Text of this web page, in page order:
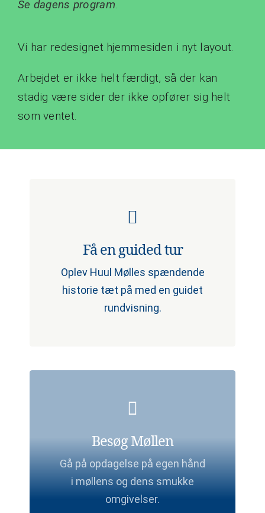
Se dagens program.
Vi har redesignet hjemmesiden i nyt layout.
Arbejdet er ikke helt færdigt, så der kan
stadig være sider der ikke opfører sig helt
som ventet.
Få en guided tur
Oplev Huul Mølles spændende
historie tæt på med en guidet
rundvisning.
Besøg Møllen
Gå på opdagelse på egen hånd
i møllens og dens smukke
omgivelser.